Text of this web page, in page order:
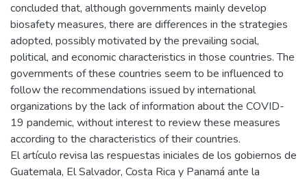
concluded that, although governments mainly develop
biosafety measures, there are differences in the strategies
adopted, possibly motivated by the prevailing social,
political, and economic characteristics in those countries. The
governments of these countries seem to be influenced to
follow the recommendations issued by international
organizations by the lack of information about the COVID-
19 pandemic, without interest to review these measures
according to the characteristics of their countries.
El artículo revisa las respuestas iniciales de los gobiernos de
Guatemala, El Salvador, Costa Rica y Panamá ante la